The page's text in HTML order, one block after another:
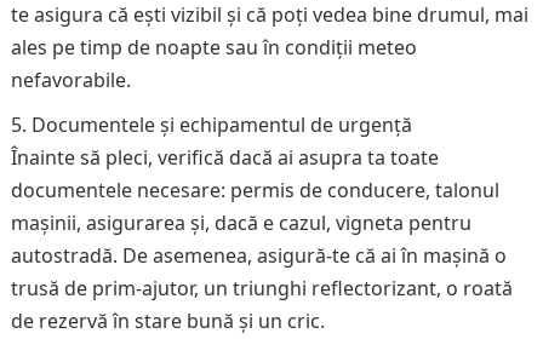
te asigura că ești vizibil și că poți vedea bine drumul, mai
ales pe timp de noapte sau în condiții meteo
nefavorabile.
Documentele și echipamentul de urgență
Înainte să pleci, verifică dacă ai asupra ta toate
documentele necesare: permis de conducere, talonul
mașinii, asigurarea și, dacă e cazul, vigneta pentru
autostradă. De asemenea, asigură-te că ai în mașină o
trusă de prim-ajutor, un triunghi reflectorizant, o roată
de rezervă în stare bună și un cric.